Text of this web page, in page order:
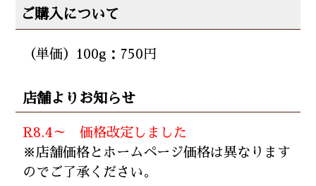
ご購入について
（単価）100g：750円
店舗よりお知らせ
R8.4～ 価格改定しました
※店舗価格とホームページ価格は異なります
のでご了承ください。